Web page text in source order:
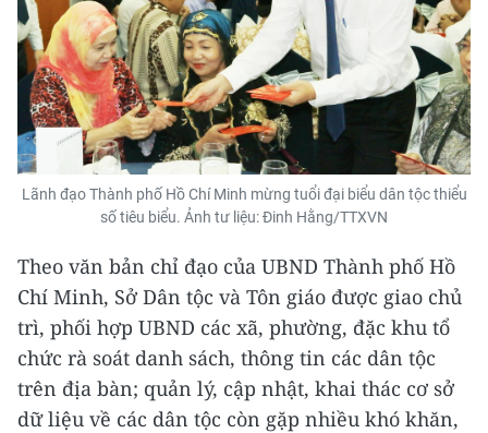
Lãnh đạo Thành phố Hồ Chí Minh mừng tuổi đại biểu dân tộc thiểu
số tiêu biểu. Ảnh tư liệu: Đinh Hằng/TTXVN
Theo văn bản chỉ đạo của UBND Thành phố Hồ
Chí Minh, Sở Dân tộc và Tôn giáo được giao chủ
trì, phối hợp UBND các xã, phường, đặc khu tổ
chức rà soát danh sách, thông tin các dân tộc
trên địa bàn; quản lý, cập nhật, khai thác cơ sở
dữ liệu về các dân tộc còn gặp nhiều khó khăn,